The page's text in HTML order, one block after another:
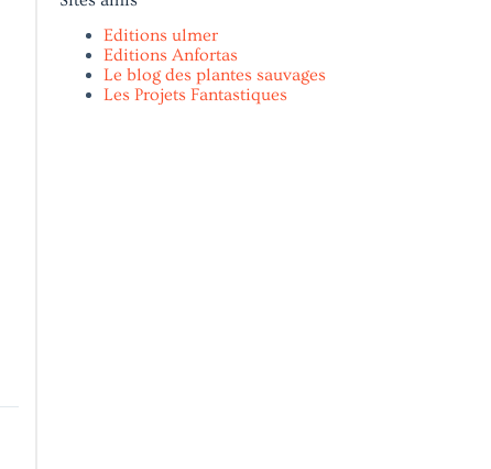
Editions ulmer
Editions Anfortas
Le blog des plantes sauvages
Les Projets Fantastiques